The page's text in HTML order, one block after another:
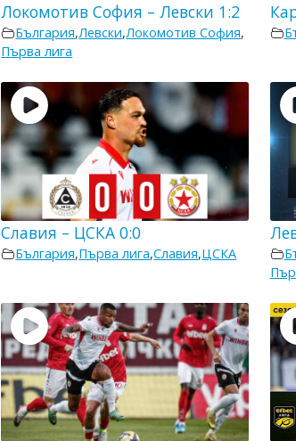
Локомотив София – Левски 1:2
България,Левски,Локомотив София,
Първа лига
Славия – ЦСКА 0:0
България,Първа лига,Славия,ЦСКА